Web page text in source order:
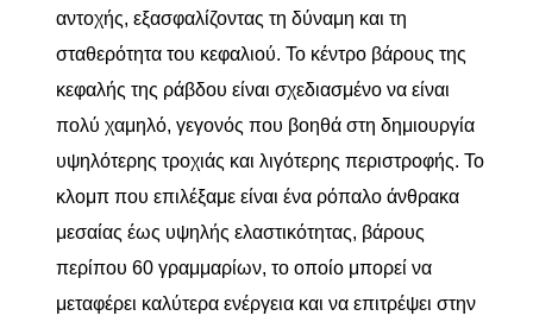
αντοχής, εξασφαλίζοντας τη δύναμη και τη
σταθερότητα του κεφαλιού. Το κέντρο βάρους της
κεφαλής της ράβδου είναι σχεδιασμένο να είναι
πολύ χαμηλό, γεγονός που βοηθά στη δημιουργία
υψηλότερης τροχιάς και λιγότερης περιστροφής. Το
κλομπ που επιλέξαμε είναι ένα ρόπαλο άνθρακα
μεσαίας έως υψηλής ελαστικότητας, βάρους
περίπου 60 γραμμαρίων, το οποίο μπορεί να
μεταφέρει καλύτερα ενέργεια και να επιτρέψει στην